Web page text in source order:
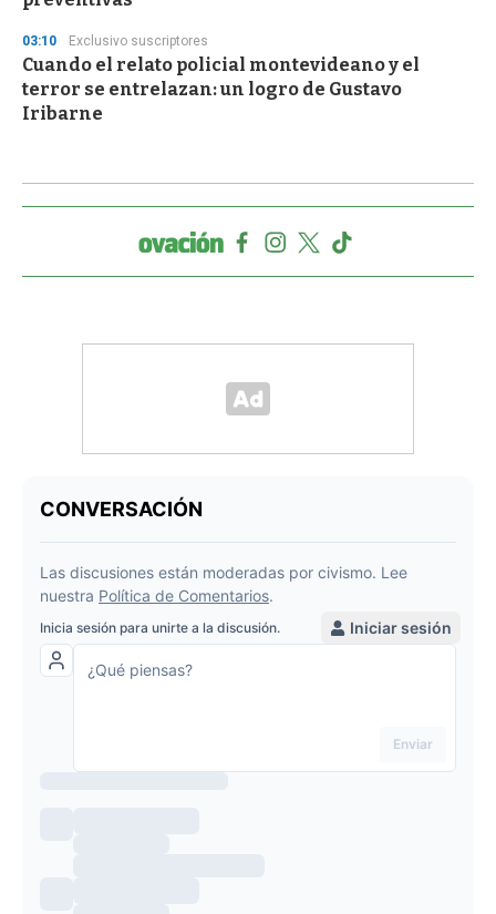
03:10 Exclusivo suscriptores
Cuando el relato policial montevideano y el
terror se entrelazan: un logro de Gustavo
Iribarne